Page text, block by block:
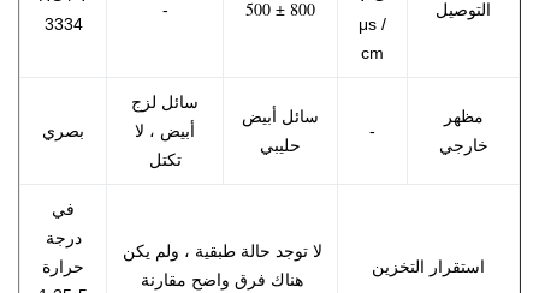
التوصيل
μs /
cm
800 ± 500
-
3334
مظهر
خارجي
-
سائل أبيض
حليبي
سائل لزج
أبيض ، لا
تكتل
بصري
استقرار التخزين
لا توجد حالة طبقية ، ولم يكن
هناك فرق واضح مقارنة
في
درجة
حرارة